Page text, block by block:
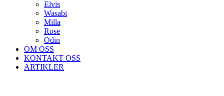
Elvis
Wasabi
Milla
Rose
Odin
OM OSS
KONTAKT OSS
ARTIKLER